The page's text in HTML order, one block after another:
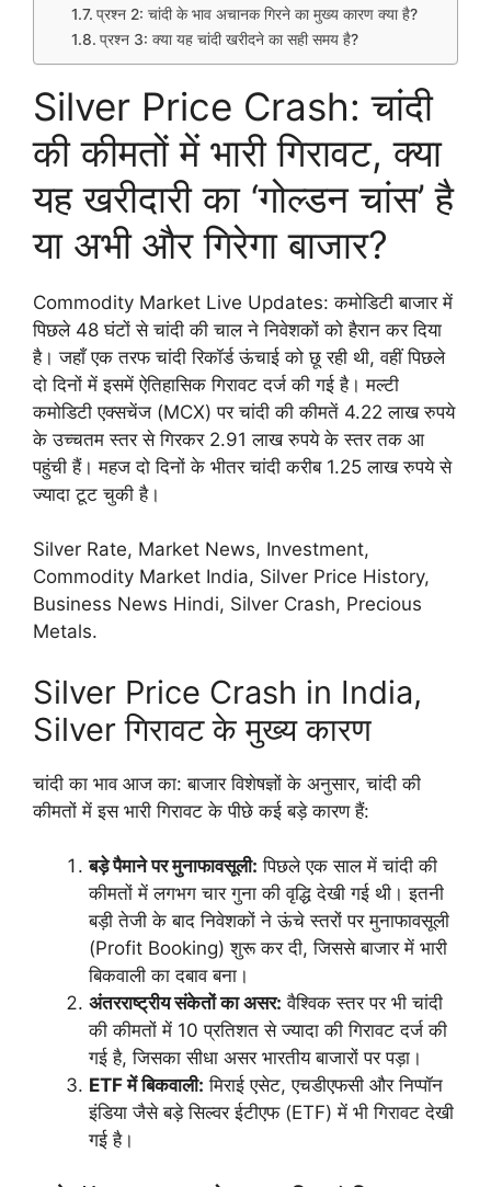
प्रश्न 2: चांदी के भाव अचानक गिरने का मुख्य कारण क्या है?
प्रश्न 3: क्या यह चांदी खरीदने का सही समय है?
Silver Price Crash: चांदी
की कीमतों में भारी गिरावट, क्या
यह खरीदारी का ‘गोल्डन चांस’ है
या अभी और गिरेगा बाजार?
Commodity Market Live Updates: कमोडिटी बाजार में
पिछले 48 घंटों से चांदी की चाल ने निवेशकों को हैरान कर दिया
है। जहाँ एक तरफ चांदी रिकॉर्ड ऊंचाई को छू रही थी, वहीं पिछले
दो दिनों में इसमें ऐतिहासिक गिरावट दर्ज की गई है। मल्टी
कमोडिटी एक्सचेंज (MCX) पर चांदी की कीमतें 4.22 लाख रुपये
के उच्चतम स्तर से गिरकर 2.91 लाख रुपये के स्तर तक आ
पहुंची हैं। महज दो दिनों के भीतर चांदी करीब 1.25 लाख रुपये से
ज्यादा टूट चुकी है।
Silver Rate, Market News, Investment,
Commodity Market India, Silver Price History,
Business News Hindi, Silver Crash, Precious
Metals.
​Silver Price Crash in India,
Silver गिरावट के मुख्य कारण
​चांदी का भाव आज का: बाजार विशेषज्ञों के अनुसार, चांदी की
कीमतों में इस भारी गिरावट के पीछे कई बड़े कारण हैं:
बड़े पैमाने पर मुनाफावसूली: पिछले एक साल में चांदी की
कीमतों में लगभग चार गुना की वृद्धि देखी गई थी। इतनी
बड़ी तेजी के बाद निवेशकों ने ऊंचे स्तरों पर मुनाफावसूली
(Profit Booking) शुरू कर दी, जिससे बाजार में भारी
बिकवाली का दबाव बना।
अंतरराष्ट्रीय संकेतों का असर: वैश्विक स्तर पर भी चांदी
की कीमतों में 10 प्रतिशत से ज्यादा की गिरावट दर्ज की
गई है, जिसका सीधा असर भारतीय बाजारों पर पड़ा।
ETF में बिकवाली: मिराई एसेट, एचडीएफसी और निप्पॉन
इंडिया जैसे बड़े सिल्वर ईटीएफ (ETF) में भी गिरावट देखी
गई है।